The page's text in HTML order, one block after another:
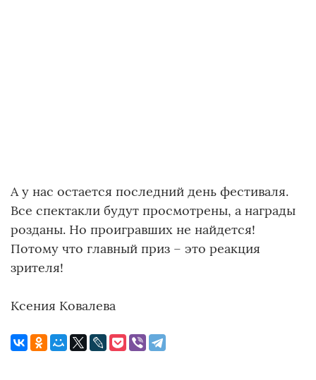
А у нас остается последний день фестиваля.
Все спектакли будут просмотрены, а награды
розданы. Но проигравших не найдется!
Потому что главный приз – это реакция
зрителя!
Ксения Ковалева